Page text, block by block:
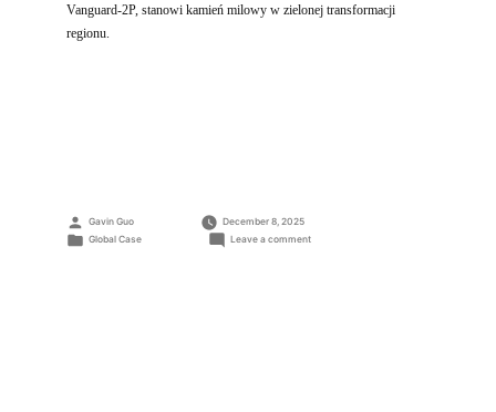
Vanguard-2P, stanowi kamień milowy w zielonej transformacji
regionu.
Posted
by
Gavin Guo
December 8, 2025
Posted
Global Case Leave a commenton